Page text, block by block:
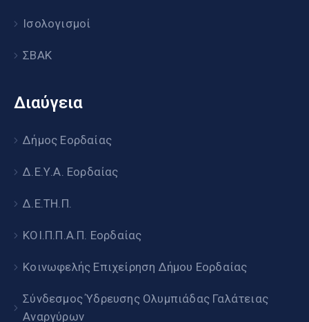
Ισολογισμοί
ΣΒΑΚ
Διαύγεια
Δήμος Εορδαίας
Δ.Ε.Υ.Α. Εορδαίας
Δ.Ε.ΤΗ.Π.
ΚΟΙ.Π.Π.Α.Π. Εορδαίας
Κοινωφελής Επιχείρηση Δήμου Εορδαίας
Σύνδεσμος Ύδρευσης Ολυμπιάδας Γαλάτειας
Αναργύρων